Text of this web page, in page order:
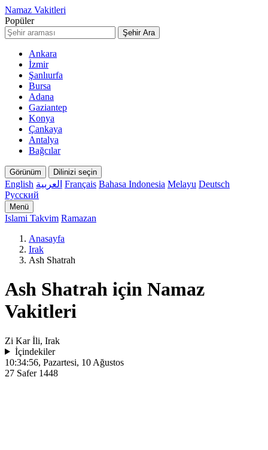
Namaz Vakitleri
Popüler
Şehir Ara
Ankara
İzmir
Şanlıurfa
Bursa
Adana
Gaziantep
Konya
Çankaya
Antalya
Bağcılar
Görünüm Dilinizi seçin
English العربية Français Bahasa Indonesia Melayu Deutsch
Русский
Menü
Islami Takvim Ramazan
Anasayfa
Irak
Ash Shatrah
Ash Shatrah için Namaz
Vakitleri
Zi Kar İli, Irak
İçindekiler
10:34:56, Pazartesi, 10 Ağustos
27 Safer 1448